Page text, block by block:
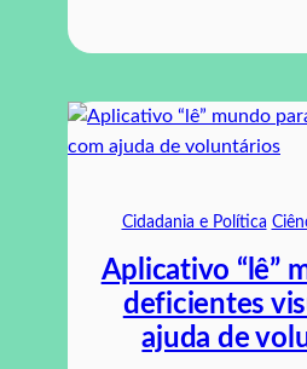
Cidadania e Política
Aplicativo “lê”
deficientes
ajuda de